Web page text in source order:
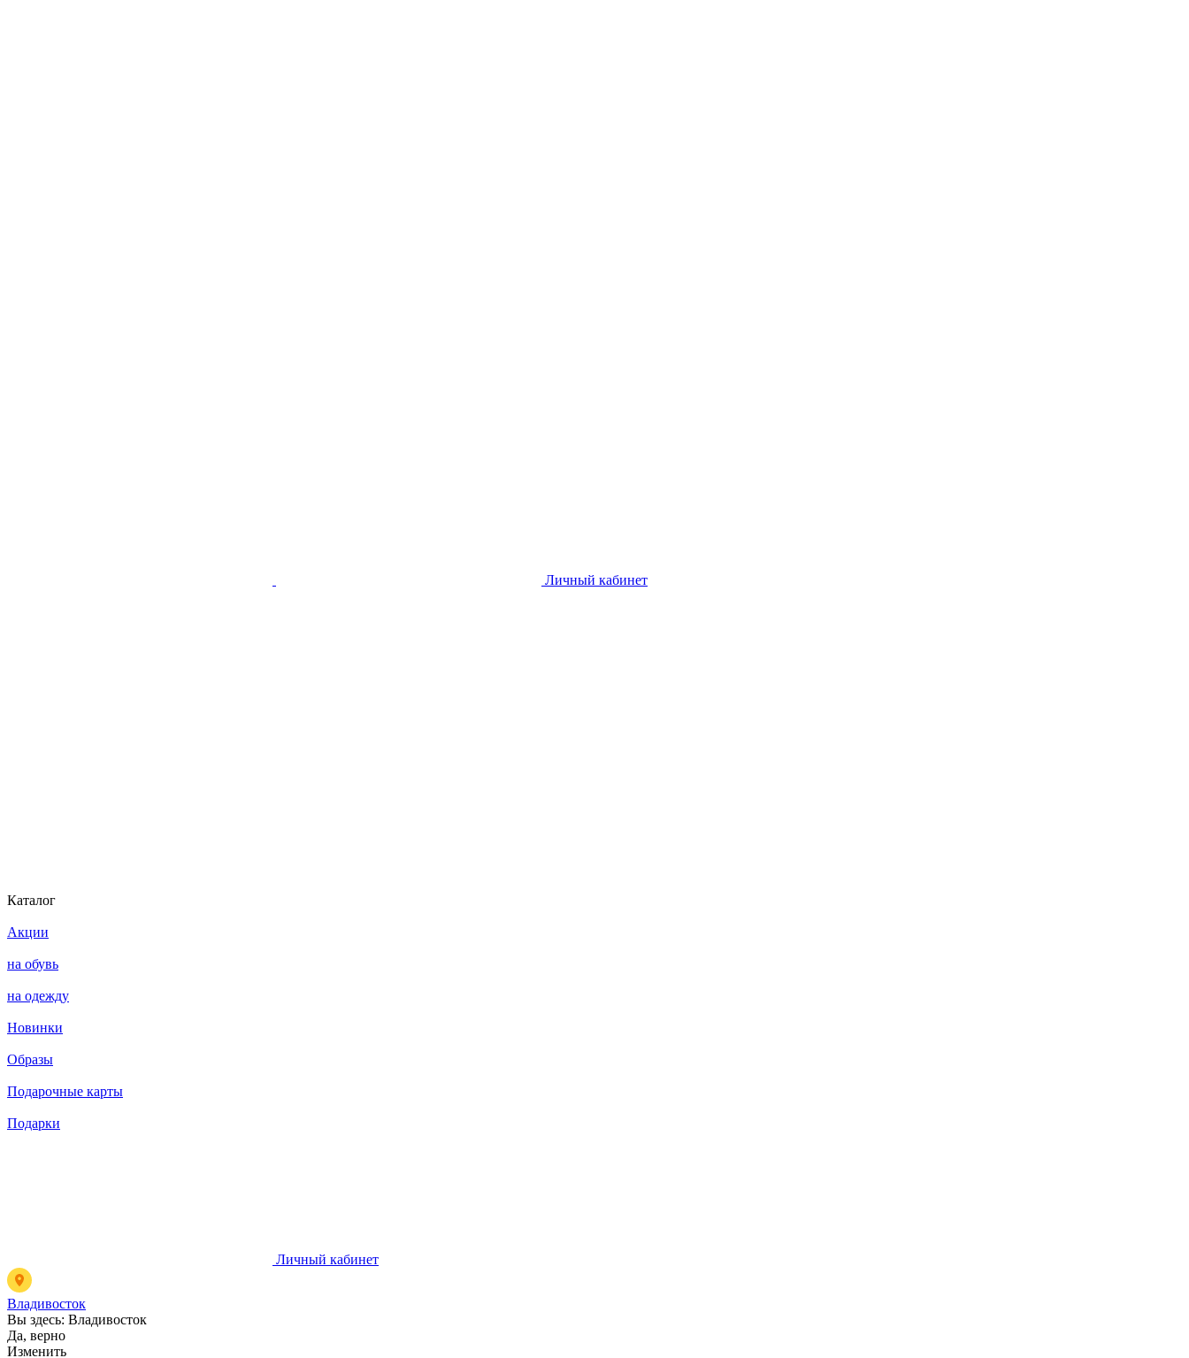
Личный кабинет
Каталог
Акции
на обувь
на одежду
Новинки
Образы
Подарочные карты
Подарки
Личный кабинет
Владивосток
Вы здесь: Владивосток
Да, верно
Изменить